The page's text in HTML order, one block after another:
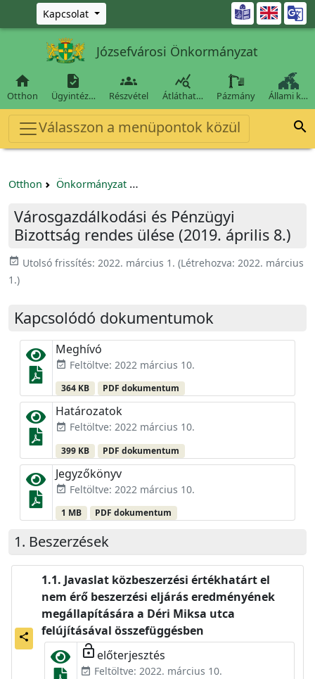
Ugrás a fő tartalomra
Kapcsolat 
Józsefvárosi Önkormányzat

Otthon

Ügyintéz…

Részvétel

Átláthat… Pázmány Állami k…
Válasszon a menüpontok közül 
Otthon Önkormányzat
Városgazdálkodási és Pénzügyi
Bizottság rendes ülése (2019. április 8.)
event_available Utolsó frissítés: 2022. március 1. (Létrehozva: 2022. március
1.)
Kapcsolódó dokumentumok
Meghívó
event_available Feltöltve: 2022 március 10.
364 KB PDF dokumentum
Határozatok
event_available Feltöltve: 2022 március 10.
399 KB PDF dokumentum
Jegyzőkönyv
event_available Feltöltve: 2022 március 10.
1 MB PDF dokumentum
Beszerzések
share
Javaslat közbeszerzési értékhatárt el
nem érő beszerzési eljárás eredményének
megállapítására a Déri Miksa utca
felújításával összefüggésben
lock_open előterjesztés
event_available Feltöltve: 2022. március 10.